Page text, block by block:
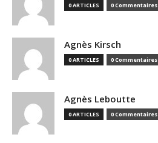
0 ARTICLES 0 Commentaires
Agnès Kirsch
0 ARTICLES 0 Commentaires
Agnès Leboutte
0 ARTICLES 0 Commentaires